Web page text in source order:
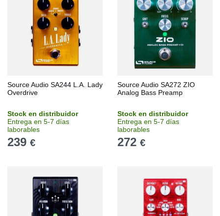
Source Audio SA244 L.A. Lady
Overdrive
Stock en distribuidor
Entrega en 5-7 días
laborables
239 €
Source Audio SA272 ZIO
Analog Bass Preamp
Stock en distribuidor
Entrega en 5-7 días
laborables
272 €